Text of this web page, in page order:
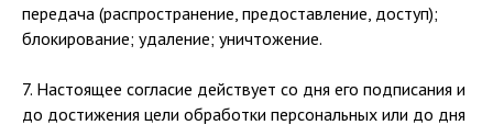
передача (распространение, предоставление, доступ);
блокирование; удаление; уничтожение.
7. Настоящее согласие действует со дня его подписания и
до достижения цели обработки персональных или до дня